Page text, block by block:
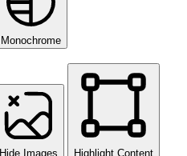
Monochrome
Hide Images Highlight Content